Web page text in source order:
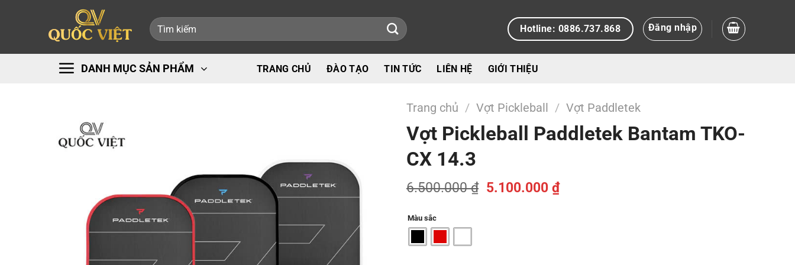
Tìm
kiếm:
Hotline: 0886.737.868 Đăng nhập
DANH MỤC SẢN PHẨM TRANG CHỦ ĐÀO TẠO TIN TỨC LIÊN HỆ GIỚI THIỆU
Trang chủ / Vợt Pickleball / Vợt Paddletek
Vợt Pickleball Paddletek Bantam TKO-
CX 14.3
6.500.000₫ Giá
5.100.000 ₫Giá
hiện
Màu sắc